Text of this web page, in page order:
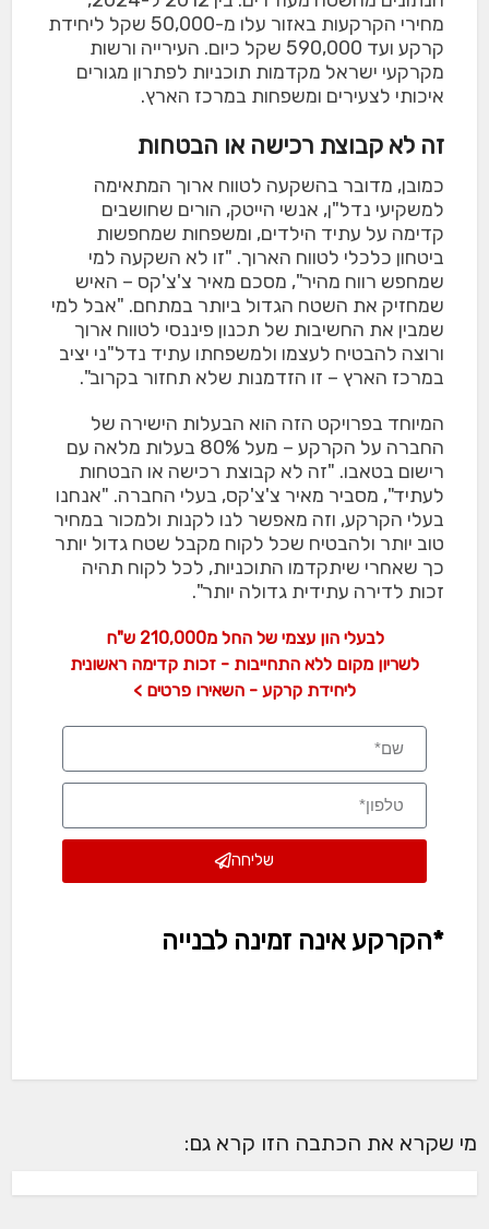
מחירי הקרקעות באזור עלו מ-50,000 שקל ליחידת
קרקע ועד 590,000 שקל כיום. העירייה ורשות
מקרקעי ישראל מקדמות תוכניות לפתרון מגורים
איכותי לצעירים ומשפחות במרכז הארץ.
זה לא קבוצת רכישה או הבטחות
כמובן, מדובר בהשקעה לטווח ארוך המתאימה
למשקיעי נדל"ן, אנשי הייטק, הורים שחושבים
קדימה על עתיד הילדים, ומשפחות שמחפשות
ביטחון כלכלי לטווח הארוך. "זו לא השקעה למי
שמחפש רווח מהיר", מסכם מאיר צ'צ'קס – האיש
שמחזיק את השטח הגדול ביותר במתחם. "אבל למי
שמבין את החשיבות של תכנון פיננסי לטווח ארוך
ורוצה להבטיח לעצמו ולמשפחתו עתיד נדל"ני יציב
במרכז הארץ – זו הזדמנות שלא תחזור בקרוב".
המיוחד בפרויקט הזה הוא הבעלות הישירה של
החברה על הקרקע – מעל 80% בעלות מלאה עם
רישום בטאבו. "זה לא קבוצת רכישה או הבטחות
לעתיד", מסביר מאיר צ'צ'קס, בעלי החברה. "אנחנו
בעלי הקרקע, וזה מאפשר לנו לקנות ולמכור במחיר
טוב יותר ולהבטיח שכל לקוח מקבל שטח גדול יותר
כך שאחרי שיתקדמו התוכניות, לכל לקוח תהיה
זכות לדירה עתידית גדולה יותר".
לבעלי הון עצמי של החל מ210,000 ש"ח
לשריון מקום ללא התחייבות - זכות קדימה ראשונית
ליחידת קרקע - השאירו פרטים >
שליחה
*הקרקע אינה זמינה לבנייה
מי שקרא את הכתבה הזו קרא גם: